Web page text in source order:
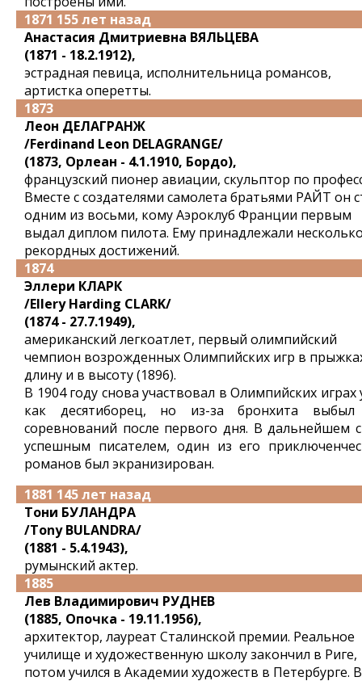
1871 155 лет назад
Анастасия Дмитриевна ВЯЛЬЦЕВА
(1871 - 18.2.1912),
эстрадная певица, исполнительница романсов,
артистка оперетты.
1873
Леон ДЕЛАГРАНЖ
/Ferdinand Leon DELAGRANGE/
(1873, Орлеан - 4.1.1910, Бордо),
французский пионер авиации, скульптор по
Вместе с создателями самолета братьями РАЙТ он
одним из восьми, кому Аэроклуб Франции первым
выдал диплом пилота. Ему принадлежали
рекордных достижений.
1874
Эллери КЛАРК
/Ellery Harding CLARK/
(1874 - 27.7.1949),
американский легкоатлет, первый олимпийский
чемпион возрожденных Олимпийских игр в
длину и в высоту (1896).
В 1904 году снова участвовал в Олимпийских играх
как десятиборец, но из-за бронхита
соревнований после первого дня. В дальнейшем
успешным писателем, один из его
романов был экранизирован.
1881 145 лет назад
Тони БУЛАНДРА
/Tony BULANDRA/
(1881 - 5.4.1943),
румынский актер.
1885
Лев Владимирович РУДНЕВ
(1885, Опочка - 19.11.1956),
архитектор, лауреат Сталинской премии. Реальное
училище и художественную школу закончил в Риге,
потом учился в Академии художеств в Петербурге. В